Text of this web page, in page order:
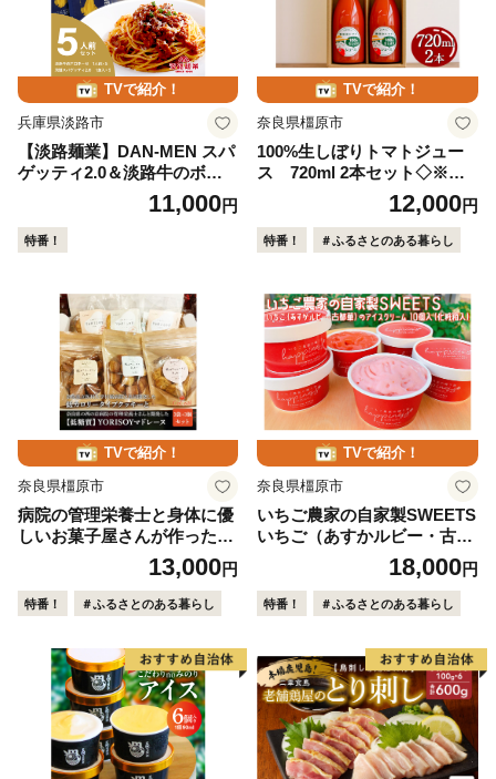
TVで紹介！
兵庫県淡路市
【淡路麺業】DAN-MEN スパ
ゲッティ2.0＆淡路牛のボロ
11,000円
特番！
TVで紹介！
奈良県橿原市
100%生しぼりトマトジュー
ス 720ml 2本セット◇※着
12,000円
特番！ ＃ふるさとのある暮らし
TVで紹介！
奈良県橿原市
病院の管理栄養士と身体に優
しいお菓子屋さんが作った
「低カロリータイプクッキ
ー」3袋と「低糖質マドレー
ヌ」3個の詰め合わせセット
※沖縄・離島への配送不可◆
13,000円
特番！ ＃ふるさとのある暮らし
TVで紹介！
奈良県橿原市
いちご農家の自家製SWEETS
いちご（あすかルビー・古都
華）のアイスクリーム 10個
入（化粧箱入）〇18,000円
特番！ ＃ふるさとのある暮らし